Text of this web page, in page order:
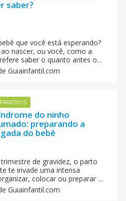
saber?
que você está esperando?
nascer, ou você, como a
saber o quanto antes o
As duas opções devem ser
saber com antecedência o
Guiainfantil.com
do ninho
preparando a
do bebê
de gravidez, o parto
te invade uma intensa
colocar ou preparar a
permitir grandes excessos
escada para limpar o teto, ou
Guiainfantil.com